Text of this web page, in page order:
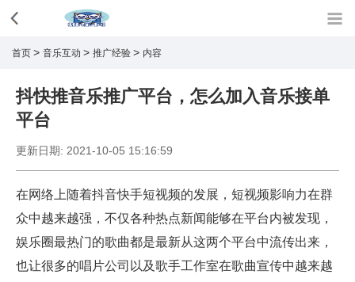
首页 > 音乐互动 > 推广经验 > 内容
抖快推音乐推广平台，怎么加入音乐接单
平台
更新日期: 2021-10-05 15:16:59
在网络上随着抖音快手短视频的发展，短视频影响力在群
众中越来越强，不仅各种热点新闻能够在平台内被发现，
娱乐圈最热门的歌曲都是最新从这两个平台中流传出来，
也让很多的唱片公司以及歌手工作室在歌曲宣传中越来越